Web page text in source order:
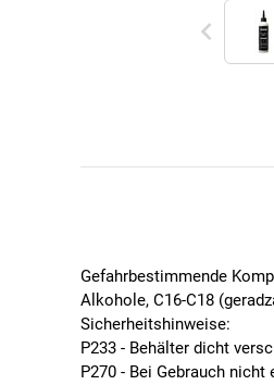
Gefahrbestimmende
Alkohole, C16-C18
Sicherheitshinweise:
P233 - Behälter dicht
P270 - Bei Gebrauch